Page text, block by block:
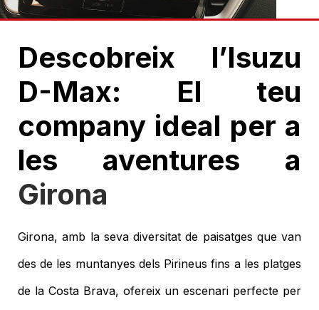
Descobreix l’Isuzu
D-Max: El teu
company ideal per a
les aventures a
Girona
Girona, amb la seva diversitat de paisatges que van
des de les muntanyes dels Pirineus fins a les platges
de la Costa Brava, ofereix un escenari perfecte per